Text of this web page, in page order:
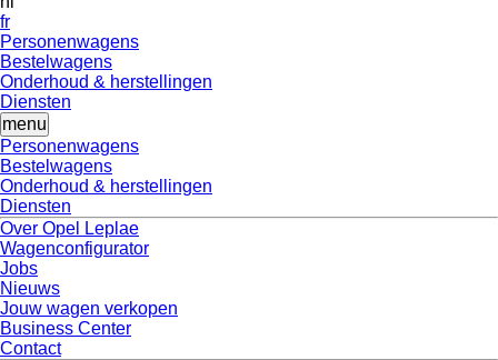
fr
Personenwagens
Bestelwagens
Onderhoud & herstellingen
Diensten
menu
Personenwagens
Bestelwagens
Onderhoud & herstellingen
Diensten
Over Opel Leplae
Wagenconfigurator
Jobs
Nieuws
Jouw wagen verkopen
Business Center
Contact